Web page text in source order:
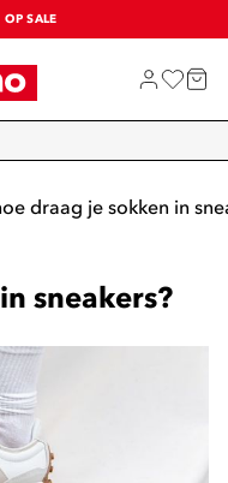
SALE
draag je sokken in
sneakers?